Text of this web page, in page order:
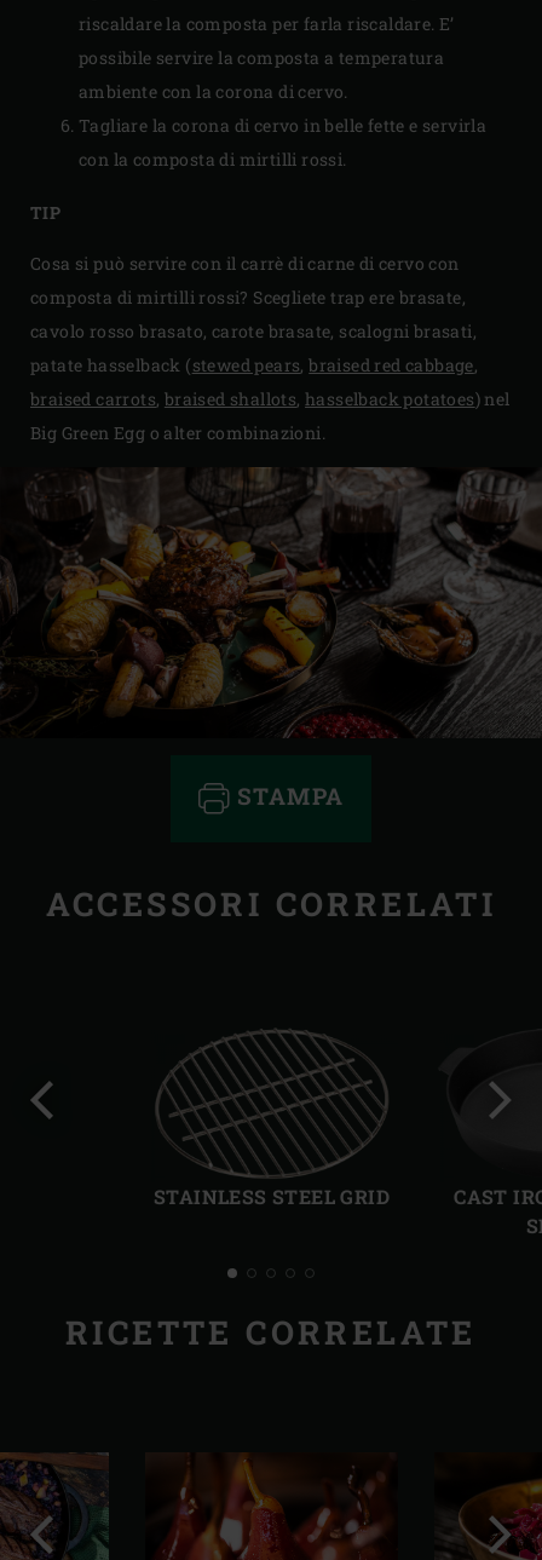
riscaldare la composta per farla riscaldare. E’
possibile servire la composta a temperatura
ambiente con la corona di cervo.
Tagliare la corona di cervo in belle fette e servirla
con la composta di mirtilli rossi.
TIP
Cosa si può servire con il carrè di carne di cervo con
composta di mirtilli rossi? Scegliete trap ere brasate,
cavolo rosso brasato, carote brasate, scalogni brasati,
patate hasselback (stewed pears,braised red cabbage,
braised carrots, braised shallots,hasselback potatoes) nel
Big Green Egg o alter combinazioni.
STAMPA
ACCESSORI CORRELATI
STAINLESS STEEL GRID
CAST
RICETTE CORRELATE